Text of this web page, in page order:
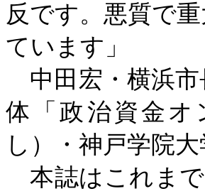
反です。悪質で
ています」
中田宏・横浜市
体「政治資金
し）・神戸学院
本誌はこれまで